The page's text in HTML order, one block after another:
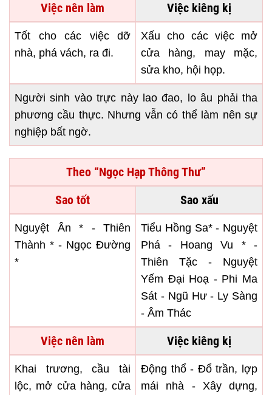
Việc nên làm
Việc kiêng kị
Tốt cho các việc dỡ
nhà, phá vách, ra đi.
Xấu cho các việc mở
cửa hàng, may mặc,
sửa kho, hội họp.
Người sinh vào trực này lao đao, lo âu phải tha
phương cầu thực. Nhưng vẫn có thể làm nên sự
nghiệp bất ngờ.
Theo “Ngọc Hạp Thông Thư”
Sao tốt
Sao xấu
Nguyệt Ân * - Thiên
Thành * - Ngọc Đường
*
Tiểu Hồng Sa* - Nguyệt
Phá - Hoang Vu * -
Thiên Tặc - Nguyệt
Yếm Đại Hoạ - Phi Ma
Sát - Ngũ Hư - Ly Sàng
- Âm Thác
Việc nên làm Việc kiêng kị
Khai trương, cầu tài
lộc, mở cửa hàng, cửa
Động thổ - Đổ trần, lợp
mái nhà - Xây dựng,